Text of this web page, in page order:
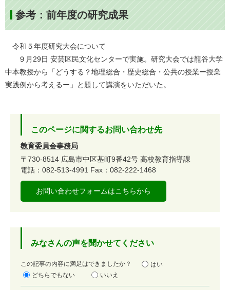
参考：前年度の研究成果
令和５年度研究大会について
９月29日 安芸区民文化センターで実施。研究大会では龍谷大学
中本教授から「どうする？地理総合・歴史総合・公共の授業ー授業
実践例から考えるー」と題して講演をいただいた。
このページに関するお問い合わせ先
教育委員会事務局
〒730-8514 広島市中区基町9番42号 高校教育指導課
電話：082-513-4991 Fax：082-222-1468
お問い合わせフォームはこちらから
みなさんの声を聞かせてください
満
足
この記事の内容に満足はできましたか？
はい
どちらでもない
いいえ